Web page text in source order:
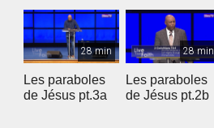
28 min
Les paraboles
de Jésus pt.3a
28 min
Les paraboles
de Jésus pt.2b